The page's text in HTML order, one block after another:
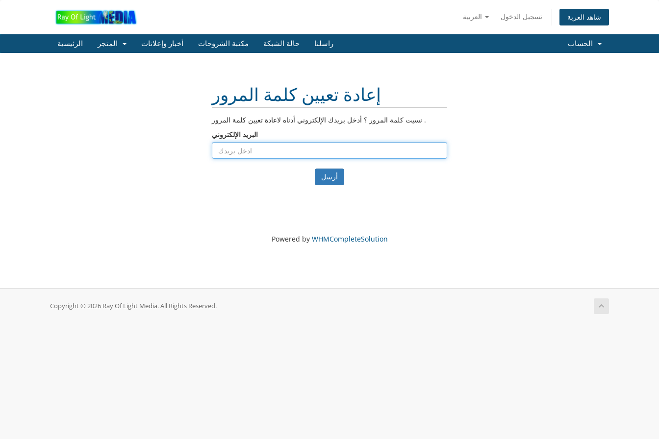
تسجيل الدخول شاهد العربة
الرئيسية أخبار وإعلانات مكتبة الشروحات حالة الشبكة راسلنا
إعادة تعيين كلمة المرور
نسيت كلمة المرور ؟ أدخل بريدك الإلكتروني أدناه لاعادة تعيين كلمة المرور .
البريد الإلكتروني
أرسل
Powered by WHMCompleteSolution
Copyright © 2026 Ray Of Light Media. All Rights Reserved.